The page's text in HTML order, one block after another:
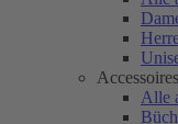
Accessoires
Alle